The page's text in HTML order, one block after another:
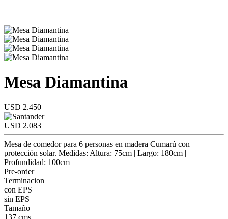
Mesa Diamantina
USD 2.450
USD 2.083
Mesa de comedor para 6 personas en madera Cumarú con
protección solar. Medidas: Altura: 75cm | Largo: 180cm |
Profundidad: 100cm
Pre-order
Terminacion
con EPS
sin EPS
Tamaño
137 cms